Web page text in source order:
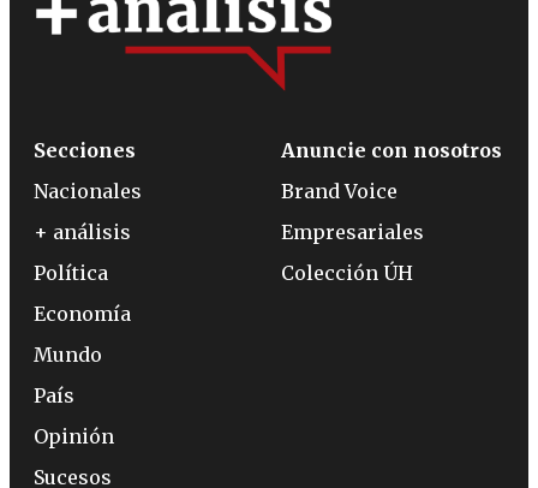
Secciones
Nacionales
+ análisis
Política
Economía
Mundo
País
Opinión
Sucesos
Anuncie con nosotros
Brand Voice
Empresariales
Colección ÚH